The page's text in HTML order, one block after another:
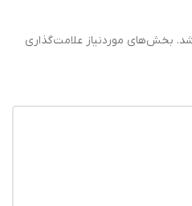
بخش‌های موردنیاز علامت‌گذاری